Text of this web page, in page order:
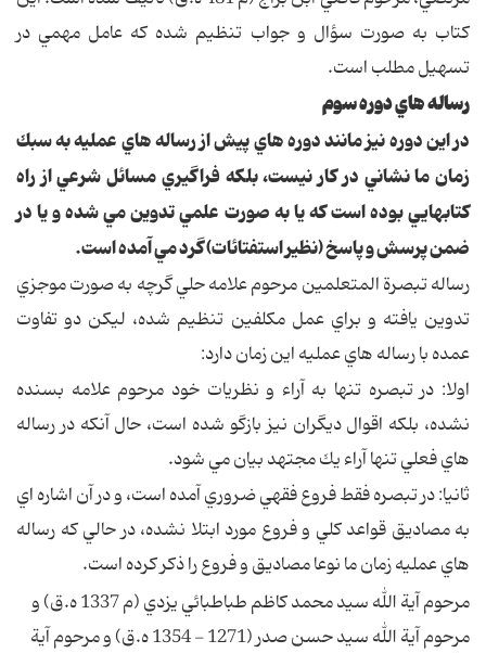
كتاب به صورت سؤال و جواب تنظيم شده كه عامل مهمي در
تسهيل مطلب است.
رساله هاي دوره سوم
در اين دوره نيز مانند دوره هاي پيش از رساله هاي عمليه به سبك
زمان ما نشاني در كار نيست، بلكه فراگيري مسائل شرعي از راه
كتابهايي بوده است كه يا به صورت علمي تدوين مي شده و يا در
ضمن پرسش و پاسخ (نظير استفتائات) گرد مي آمده است.
رساله تبصرة المتعلمين مرحوم علامه حلي گرچه به صورت موجزي
تدوين يافته و براي عمل مكلفين تنظيم شده، ليكن دو تفاوت
عمده با رساله هاي عمليه اين زمان دارد:
اولا: در تبصره تنها به آراء و نظريات خود مرحوم علامه بسنده
نشده، بلكه اقوال ديگران نيز بازگو شده است، حال آنكه در رساله
هاي فعلي تنها آراء يك مجتهد بيان مي شود.
ثانيا: در تبصره فقط فروع فقهي ضروري آمده است، و در آن اشاره اي
به مصاديق قواعد كلي و فروع مورد ابتلا نشده، در حالي كه رساله
هاي عمليه زمان ما نوعا مصاديق و فروع را ذكر كرده است.
مرحوم آية الله سيد محمد كاظم طباطبائي يزدي (م 1337 ه.ق) و
مرحوم آية الله سيد حسن صدر (1271 - 1354 ه.ق) و مرحوم آية